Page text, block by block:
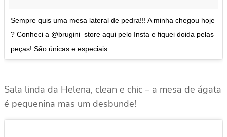
Sempre quis uma mesa lateral de pedra!!! A minha chegou hoje
? Conheci a @brugini_store aqui pelo Insta e fiquei doida pelas
peças! São únicas e especiais…
Sala linda da Helena, clean e chic – a mesa de ágata
é pequenina mas um desbunde!